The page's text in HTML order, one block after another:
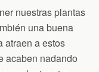
nuestras plantas
una buena
atraen a estos
acaben nadando